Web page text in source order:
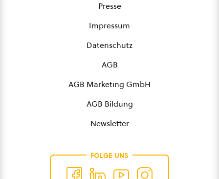
Presse
Impressum
Datenschutz
AGB
AGB Marketing GmbH
AGB Bildung
Newsletter
FOLGE UNS